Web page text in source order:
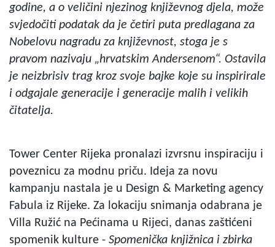
godine, a o veličini njezinog književnog djela, može
svjedočiti podatak da je četiri puta predlagana za
Nobelovu nagradu za književnost, stoga je s
pravom nazivaju „hrvatskim Andersenom“. Ostavila
je neizbrisiv trag kroz svoje bajke koje su inspirirale
i odgajale generacije i generacije malih i velikih
čitatelja.
Tower Center Rijeka pronalazi izvrsnu inspiraciju i
poveznicu za modnu priču. Ideja za novu
kampanju nastala je u Design & Marketing agency
Fabula iz Rijeke. Za lokaciju snimanja odabrana je
Villa Ružić na Pećinama u Rijeci, danas zaštićeni
spomenik kulture - Spomenička knjižnica i zbirka